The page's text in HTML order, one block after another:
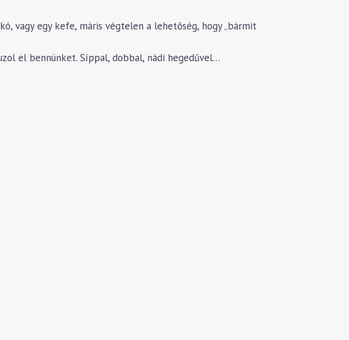
vagy egy kefe, máris végtelen a lehetőség, hogy „bármit
el bennünket. Síppal, dobbal, nádi hegedűvel…